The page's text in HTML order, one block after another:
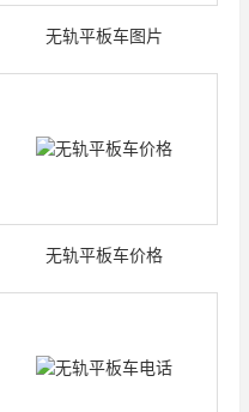
无轨平板车图片
无轨平板车价格